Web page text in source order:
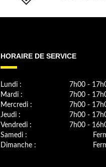
HORAIRE DE SERVICE
Lundi :
7h00 -
Mardi :
7h00 -
Mercredi :
7h00 -
Jeudi :
7h00 -
Vendredi :
7h00 -
Samedi :
Dimanche :